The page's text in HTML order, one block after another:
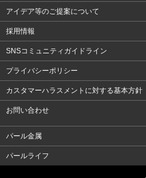
アイデア等のご提案について
採用情報
SNSコミュニティガイドライン
プライバシーポリシー
カスタマーハラスメントに対する基本方針
お問い合わせ
パール金属
パールライフ